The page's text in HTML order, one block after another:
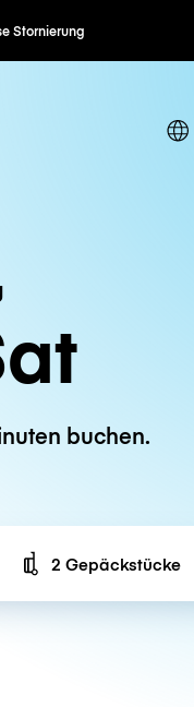
Stunden- / Tagestarife
buchen.
Number of bags
2 Gepäckstücke